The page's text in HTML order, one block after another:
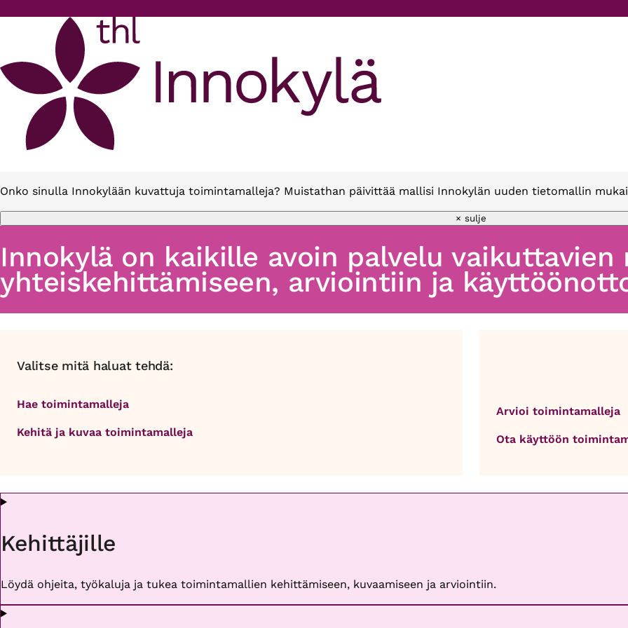
Onko sinulla Innokylään kuvattuja toimintamalleja? Muistathan päivittää mallisi Innokylän uuden tietomallin
× sulje
Innokylä on kaikille avoin palvelu vaikuttavien
yhteiskehittämiseen, arviointiin ja
Valitse mitä haluat tehdä:
Hae toimintamalleja
Kehitä ja kuvaa toimintamalleja
Arvioi toimintamalleja
Ota käyttöön
Kehittäjille
Löydä ohjeita, työkaluja ja tukea toimintamallien kehittämiseen, kuvaamiseen ja arviointiin.